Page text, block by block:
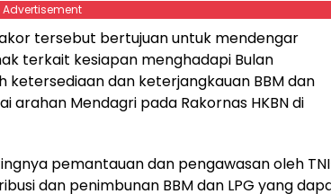
Advertisement
tersebut bertujuan untuk mendengar
terkait kesiapan menghadapi Bulan
ketersediaan dan keterjangkauan BBM dan
arahan Mendagri pada Rakornas HKBN di
pemantauan dan pengawasan oleh
dan penimbunan BBM dan LPG yang